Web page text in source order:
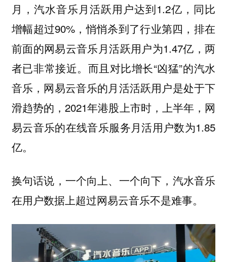
月，汽水音乐月活跃用户达到1.2亿，同比
增幅超过90%，悄悄杀到了行业第四，排在
前面的网易云音乐月活跃用户为1.47亿，两
者已非常接近。而且对比增长“凶猛”的汽水
音乐，网易云音乐的月活活跃用户是处于下
滑趋势的，2021年港股上市时，上半年，网
易云音乐的在线音乐服务月活用户数为1.85
亿。
换句话说，一个向上、一个向下，汽水音乐
在用户数据上超过网易云音乐不是难事。